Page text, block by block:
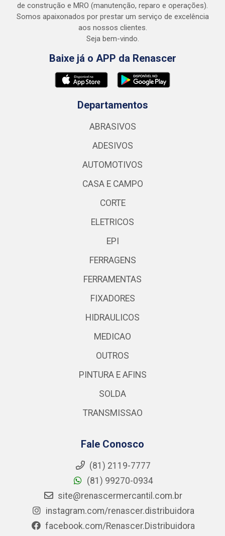
de construção e MRO (manutenção, reparo e operações).
Somos apaixonados por prestar um serviço de excelência
aos nossos clientes.
Seja bem-vindo.
Baixe já o APP da Renascer
Departamentos
ABRASIVOS
ADESIVOS
AUTOMOTIVOS
CASA E CAMPO
CORTE
ELETRICOS
EPI
FERRAGENS
FERRAMENTAS
FIXADORES
HIDRAULICOS
MEDICAO
OUTROS
PINTURA E AFINS
SOLDA
TRANSMISSAO
Fale Conosco
(81) 2119-7777
(81) 99270-0934
site@renascermercantil.com.br
instagram.com/renascer.distribuidora
facebook.com/Renascer.Distribuidora